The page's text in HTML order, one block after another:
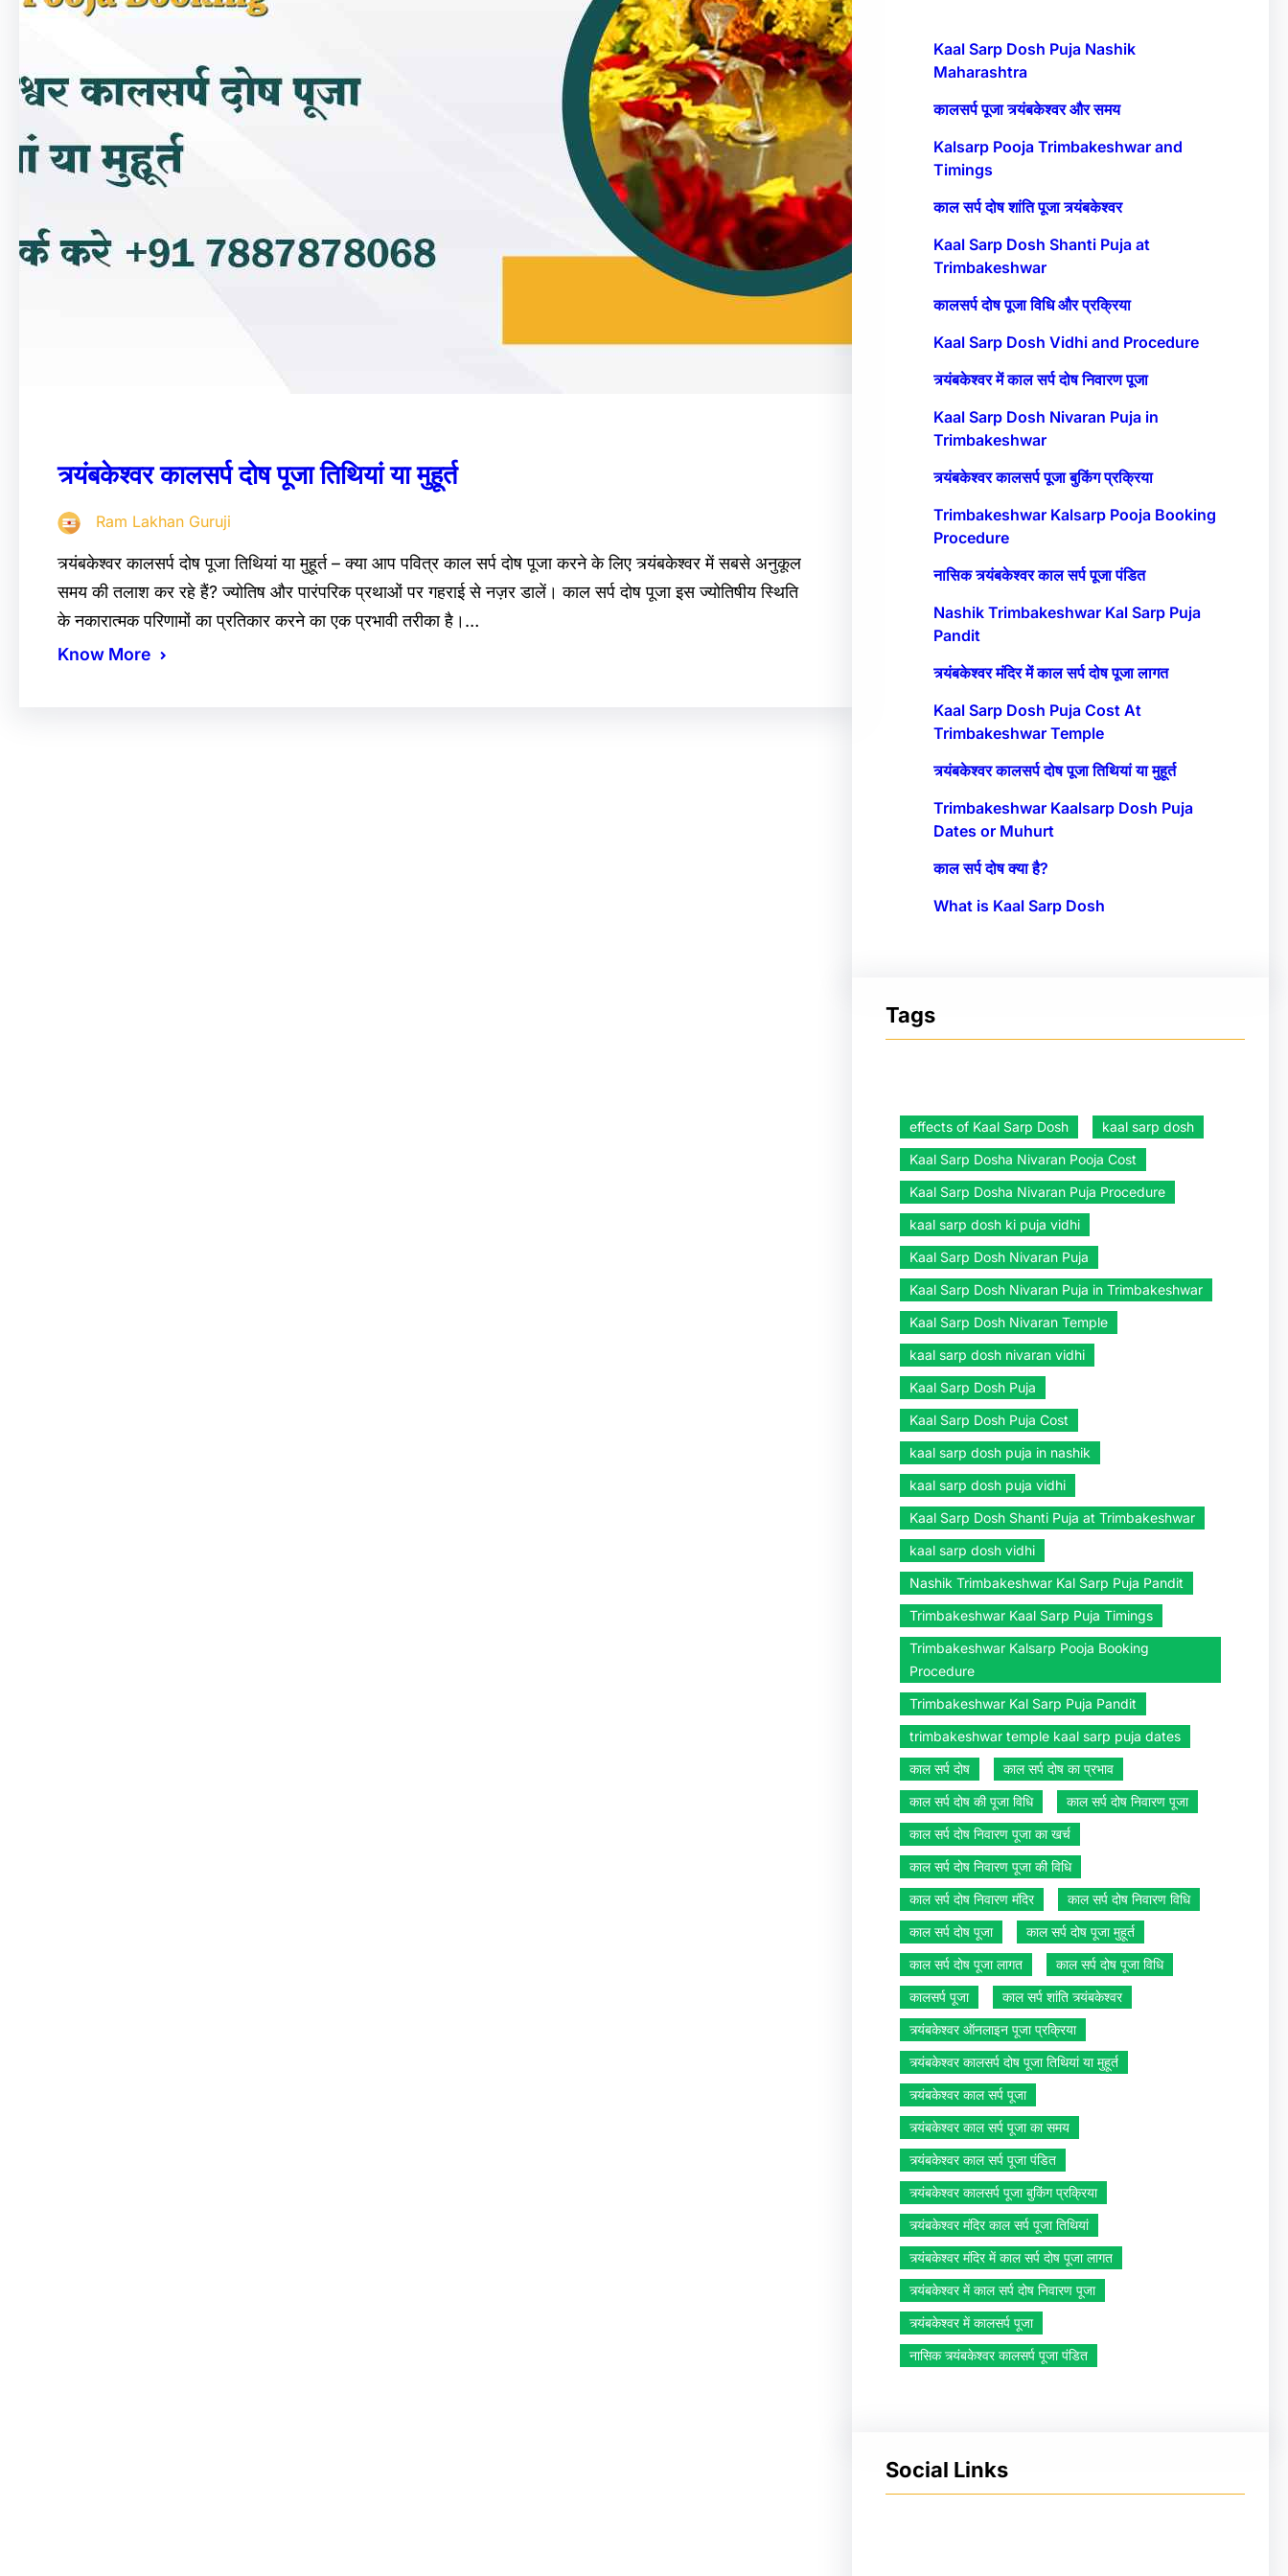
त्र्यंबकेश्वर कालसर्प दोष पूजा तिथियां या मुहूर्त
Ram Lakhan Guruji
त्र्यंबकेश्वर कालसर्प दोष पूजा तिथियां या मुहूर्त – क्या आप पवित्र काल सर्प दोष पूजा करने के लिए त्र्यंबकेश्वर में सबसे अनुकूल
समय की तलाश कर रहे हैं? ज्योतिष और पारंपरिक प्रथाओं पर गहराई से नज़र डालें। काल सर्प दोष पूजा इस ज्योतिषीय स्थिति
के नकारात्मक परिणामों का प्रतिकार करने का एक प्रभावी तरीका है।…
Know More
Kaal Sarp Dosh Puja Nashik
Maharashtra
कालसर्प पूजा त्र्यंबकेश्वर और समय
Kalsarp Pooja Trimbakeshwar and
Timings
काल सर्प दोष शांति पूजा त्र्यंबकेश्वर
Kaal Sarp Dosh Shanti Puja at
Trimbakeshwar
कालसर्प दोष पूजा विधि और प्रक्रिया
Kaal Sarp Dosh Vidhi and Procedure
त्र्यंबकेश्वर में काल सर्प दोष निवारण पूजा
Kaal Sarp Dosh Nivaran Puja in
Trimbakeshwar
त्र्यंबकेश्वर कालसर्प पूजा बुकिंग प्रक्रिया
Trimbakeshwar Kalsarp Pooja Booking
Procedure
नासिक त्र्यंबकेश्वर काल सर्प पूजा पंडित
Nashik Trimbakeshwar Kal Sarp Puja
Pandit
त्र्यंबकेश्वर मंदिर में काल सर्प दोष पूजा लागत
Kaal Sarp Dosh Puja Cost At
Trimbakeshwar Temple
त्र्यंबकेश्वर कालसर्प दोष पूजा तिथियां या मुहूर्त
Trimbakeshwar Kaalsarp Dosh Puja
Dates or Muhurt
काल सर्प दोष क्या है?
What is Kaal Sarp Dosh
Tags
effects of Kaal Sarp Dosh
kaal sarp dosh
Kaal Sarp Dosha Nivaran Pooja Cost
Kaal Sarp Dosha Nivaran Puja Procedure
kaal sarp dosh ki puja vidhi
Kaal Sarp Dosh Nivaran Puja
Kaal Sarp Dosh Nivaran Puja in Trimbakeshwar
Kaal Sarp Dosh Nivaran Temple
kaal sarp dosh nivaran vidhi
Kaal Sarp Dosh Puja
Kaal Sarp Dosh Puja Cost
kaal sarp dosh puja in nashik
kaal sarp dosh puja vidhi
Kaal Sarp Dosh Shanti Puja at Trimbakeshwar
kaal sarp dosh vidhi
Nashik Trimbakeshwar Kal Sarp Puja Pandit
Trimbakeshwar Kaal Sarp Puja Timings
Trimbakeshwar Kalsarp Pooja Booking
Procedure
Trimbakeshwar Kal Sarp Puja Pandit
trimbakeshwar temple kaal sarp puja dates
काल सर्प दोष
काल सर्प दोष का प्रभाव
काल सर्प दोष की पूजा विधि
काल सर्प दोष निवारण पूजा
काल सर्प दोष निवारण पूजा का खर्च
काल सर्प दोष निवारण पूजा की विधि
काल सर्प दोष निवारण मंदिर
काल सर्प दोष निवारण विधि
काल सर्प दोष पूजा
काल सर्प दोष पूजा मुहूर्त
काल सर्प दोष पूजा लागत
काल सर्प दोष पूजा विधि
कालसर्प पूजा
काल सर्प शांति त्र्यंबकेश्वर
त्र्यंबकेश्वर ऑनलाइन पूजा प्रक्रिया
त्र्यंबकेश्वर कालसर्प दोष पूजा तिथियां या मुहूर्त
त्र्यंबकेश्वर काल सर्प पूजा
त्र्यंबकेश्वर काल सर्प पूजा का समय
त्र्यंबकेश्वर काल सर्प पूजा पंडित
त्र्यंबकेश्वर कालसर्प पूजा बुकिंग प्रक्रिया
त्र्यंबकेश्वर मंदिर काल सर्प पूजा तिथियां
त्र्यंबकेश्वर मंदिर में काल सर्प दोष पूजा लागत
त्र्यंबकेश्वर में काल सर्प दोष निवारण पूजा
त्र्यंबकेश्वर में कालसर्प पूजा
नासिक त्र्यंबकेश्वर कालसर्प पूजा पंडित
Social Links